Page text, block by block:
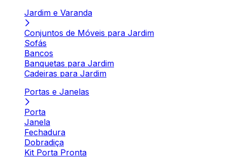
Jardim e Varanda
Conjuntos de Móveis para Jardim
Sofás
Bancos
Banquetas para Jardim
Cadeiras para Jardim
Portas e Janelas
Porta
Janela
Fechadura
Dobradiça
Kit Porta Pronta